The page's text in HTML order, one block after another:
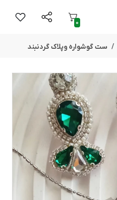
0
ست گوشواره وپلاک گردنبند